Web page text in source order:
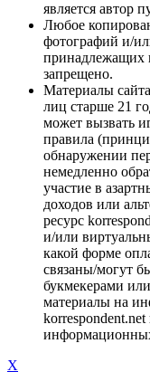
является автор
Любое
фотографий и/
принадлежащих
запрещено.
Материалы
лиц старше 21
может вызвать
правила
обнаружении
немедленно
участие в
доходов или
ресурс
и/или
какой форме
связаны/могут
букмекерами
материалы на
X